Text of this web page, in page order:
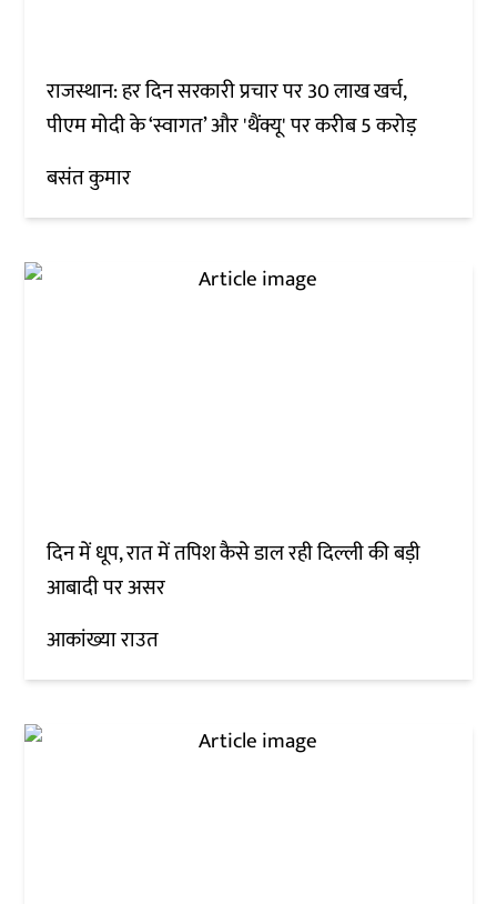
राजस्थान: हर दिन सरकारी प्रचार पर 30 लाख खर्च,
पीएम मोदी के ‘स्वागत’ और 'थैंक्यू' पर करीब 5 करोड़
बसंत कुमार
दिन में धूप, रात में तपिश कैसे डाल रही दिल्ली की बड़ी
आबादी पर असर
आकांख्या राउत